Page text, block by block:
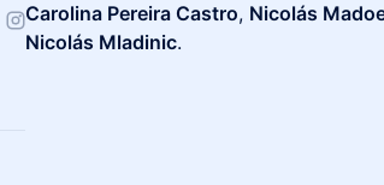
Carolina Pereira Castro, Nicolás
Nicolás Mladinic.